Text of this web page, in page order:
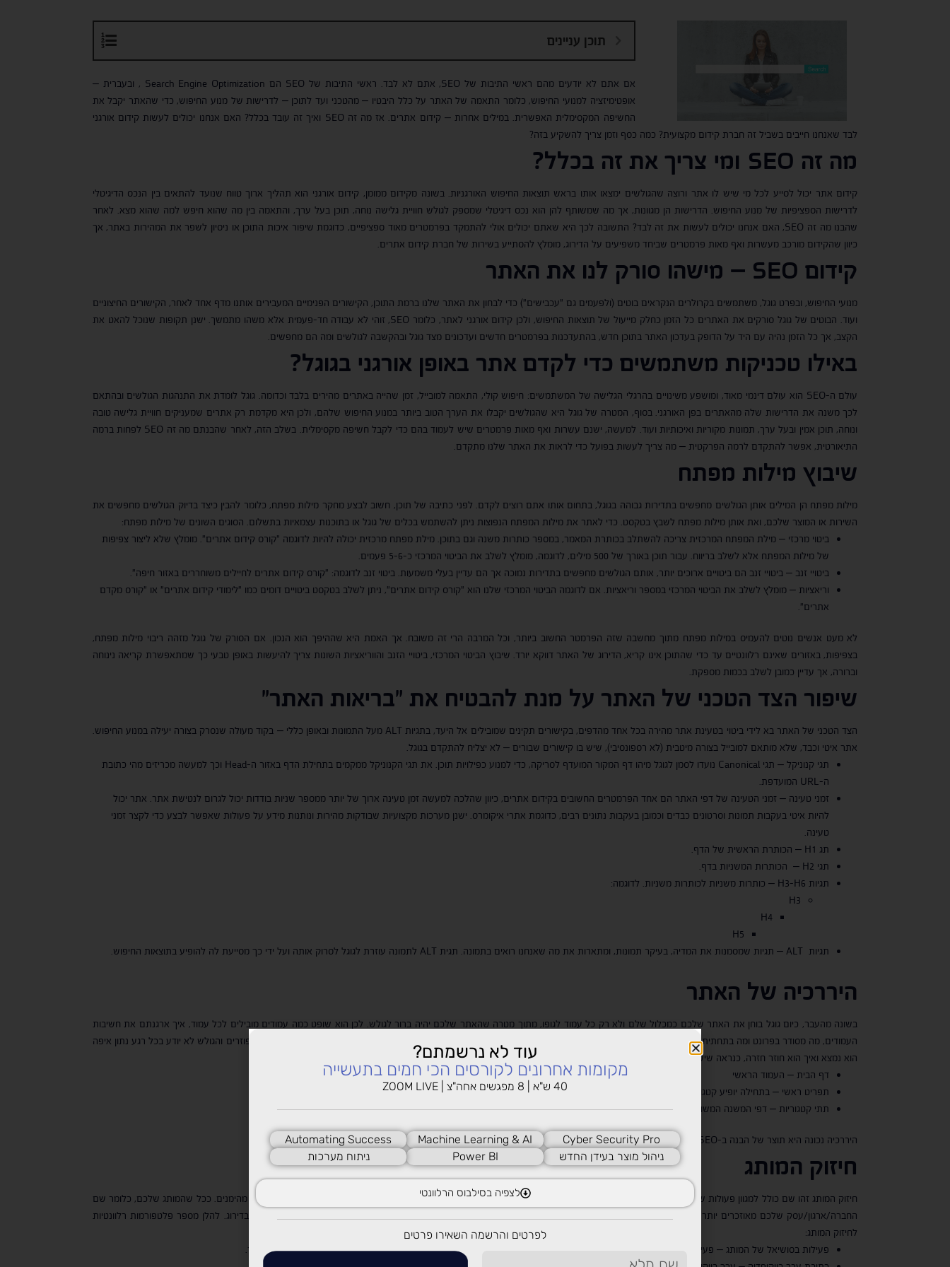
תוכן עניינים
אם אתם לא יודעים מהם ראשי התיבות של SEO, אתם לא לבד. ראשי התיבות של SEO הם Search Engine Optimization , ובעברית –
אופטימיזציה למנועי החיפוש, כלומר התאמה של האתר על כלל היבטיו – מהטכני ועד לתוכן – לדרישות של מנוע החיפוש, כדי שהאתר יקבל את
החשיפה המקסימלית האפשרית. במילים אחרות – קידום אתרים. אז מה זה SEO ואיך זה עובד בכלל? האם אנחנו יכולים לעשות קידום אורגני
לבד שאנחנו חייבים בשביל זה חברת קידום מקצועית? כמה כסף וזמן צריך להשקיע בזה?
מה זה SEO ומי צריך את זה בכלל?
קידום אתר יכול לסייע לכל מי שיש לו אתר ורוצה שהגולשים ימצאו אותו בראש תוצאות החיפוש האורגניות. בשונה מקידום ממומן, קידום אורגני הוא תהליך ארוך טווח שנועד להתאים בין הנכס הדיגיטלי
לדרישות הספציפיות של מנוע החיפוש. הדרישות הן מגוונות, אך מה שמשותף להן הוא נכס דיגיטלי שמספק לגולש חוויית גלישה נוחה, תוכן בעל ערך, והתאמה בין מה שהוא חיפש למה שהוא מצא. לאחר
שהבנו מה זה SEO, האם אנחנו יכולים לעשות את זה לבד? התשובה לכך היא שאתם יכולים אולי להתמקד בפרמטרים מאוד ספציפיים, כדוגמת שיפור איכות התוכן או ניסיון לשפר את המהירות באתר, אך
כיוון שהקידום מורכב מעשרות ואף מאות פרמטרים שביחד משפיעים על הדירוג, מומלץ להסתייע בשירות של חברת קידום אתרים.
קידום SEO – מישהו סורק לנו את האתר
מנועי החיפוש, ובפרט גוגל, משתמשים בקרולרים הנקראים בוטים (ולפעמים גם "עכבישים") כדי לבחון את האתר שלנו ברמת התוכן, הקישורים הפנימיים המעבירים אותנו מדף אחד לאחר, הקישורים החיצוניים
ועוד. הבוטים של גוגל סורקים את האתרים כל הזמן כחלק מייעול של תוצאות החיפוש, ולכן קידום אורגני לאתר, כלומר SEO, זוהי לא עבודה חד-פעמית אלא משהו מתמשך. ישנן תקופות שנוכל להאט את
הקצב, אך כל הזמן נהיה עם היד על הדופק בעדכון האתר בתוכן חדש, בהתעדכנות בפרמטרים חדשים ועדכונים מצד גוגל ובהקשבה לגולשים ומה הם מחפשים.
באילו טכניקות משתמשים כדי לקדם אתר באופן אורגני בגוגל?
עולם ה-SEO הוא עולם דינמי מאוד, ומושפע משינויים בהרגלי הגלישה של המשתמשים: חיפוש קולי, התאמה למובייל, זמן שהייה באתרים מהירים בלבד וכדומה. גוגל לומדת את התנהגות הגולשים ובהתאם
לכך משנה את הדרישות שלה מהאתרים בפן האורגני. בסוף, המטרה של גוגל היא שהגולשים יקבלו את הערך הטוב ביותר במנוע החיפוש שלהם, ולכן היא מקדמת רק אתרים שמעניקים חוויית גלישה טובה
ונוחה, תוכן אמין ובעל ערך, תמונות מקוריות ואיכותיות ועוד. למעשה, ישנם עשרות ואף מאות פרמטרים שיש לעמוד בהם כדי לקבל חשיפה מקסימלית. בשלב הזה, לאחר שהבנתם מה זה SEO לפחות ברמה
התיאורטית, אפשר להתקדם לרמה הפרקטית – מה צריך לעשות בפועל כדי לראות את האתר שלנו מתקדם.
שיבוץ מילות מפתח
מילות מפתח הן המילים אותן הגולשים מחפשים בתדירות גבוהה בגוגל, בתחום אותו אתם רוצים לקדם. לפני כתיבה של תוכן, חשוב לבצע מחקר מילות מפתח, כלומר להבין כיצד בדיוק הגולשים מחפשים את
השירות או המוצר שלכם, ואת אותן מילות מפתח לשבץ בטקסט. כדי לאתר את מילות המפתח הנפוצות ניתן להשתמש בכלים של גוגל או בתוכנות עצמאיות בתשלום. הסוגים השונים של מילות מפתח:
ביטוי מרכזי – מילת המפתח המרכזית צריכה להשתלב בכותרת המאמר, במספר כותרות משנה וגם בתוכן. מילת מפתח מרכזית יכולה להיות לדוגמה "קורס קידום אתרים". מומלץ שלא ליצור צפיפות
של מילות המפתח אלא לשלב בריווח. עבור תוכן באורך של 500 מילים, לדוגמה, מומלץ לשלב את הביטוי המרכזי כ-5-6 פעמים.
ביטויי זנב – ביטויי זנב הם ביטויים ארוכים יותר, אותם הגולשים מחפשים בתדירות נמוכה אך הם עדיין בעלי משמעות. ביטוי זנב לדוגמה: "קורס קידום אתרים לחיילים משוחררים באזור חיפה".
וריאציות – מומלץ לשלב את הביטוי המרכזי במספר וריאציות. אם לדוגמה הביטוי המרכזי שלנו הוא "קורס קידום אתרים", ניתן לשלב בטקסט ביטויים דומים כמו "לימודי קידום אתרים" או "קורס מקדם
אתרים".
לא מעט אנשים נוטים להעמיס במילות מפתח מתוך מחשבה שזה הפרמטר החשוב ביותר, וכל המרבה הרי זה משובח. אך האמת היא שההיפך הוא הנכון. אם הסורק של גוגל מזהה ריבוי מילות מפתח,
בצפיפות, באזורים שאינם רלוונטיים עד כדי שהתוכן אינו קריא, הדירוג של האתר דווקא יורד. שיבוץ הביטוי המרכזי, ביטויי הזנב והווריאציות השונות צריך להיעשות באופן טבעי כך שמתאפשרת קריאה נינוחה
וברורה, אך עדיין כמובן לשלב בכמות מספקת.
שיפור הצד הטכני של האתר על מנת להבטיח את "בריאות האתר"
הצד הטכני של האתר בא לידי ביטוי בטעינת אתר מהירה בכל אחד מהדפים, בקישורים תקינים שמובילים אל היעד, בתגיות ALT מעל התמונות ובאופן כללי – בקוד מעולה שנסרק בצורה יעילה במנוע החיפוש.
אתר איטי וכבד, שלא מותאם למובייל בצורה מיטבית (לא רספונסיבי), שיש בו קישורים שבורים – לא יצליח להתקדם בגוגל.
תגי קנוניקל – תגי Canonical נועדו לסמן לגוגל מיהו דף המקור המועדף לסריקה, כדי למנוע כפילויות תוכן. את תגי הקנוניקל ממקמים בתחילת הדף באזור ה-Head וכך למעשה מכריזים מהי כתובת
ה-URL המועדפת.
זמני טעינה – זמני הטעינה של דפי האתר הם אחד הפרמטרים החשובים בקידום אתרים, כיוון שהלכה למעשה זמן טעינה ארוך של יותר ממספר שניות בודדות יכול לגרום לנטישת אתר. אתר יכול
להיות איטי בעקבות תמונות וסרטונים כבדים וכמובן בעקבות נתונים רבים, כדוגמת אתרי איקומרס. ישנן מערכות מקצועיות שבודקות מהירות ונותנות מידע על פעולות שאפשר לבצע כדי לקצר זמני
טעינה.
תג H1 – הכותרת הראשית של הדף.
תגי H2 – הכותרות המשניות בדף.
תגיות H3-H6 – כותרות משניות לכותרות משניות. לדוגמה:
H3
H4
H5
תגיות ALT – תגיות שמסמנות את המדיה, בעיקר תמונות, ומתארות את מה שאנחנו רואים בתמונה. תגית ALT לתמונה עוזרת לגוגל לסרוק אותה ועל ידי כך מסייעת לה להופיע בתוצאות החיפוש.
היררכיה של האתר
בשונה מהעבר, כיום גוגל בוחן את האתר שלכם כמכלול שלם ולא רק כל עמוד לגופו, מתוך מטרה שהאתר שלכם יהיה ברור לגולש. לכן הוא שופט כמה עמודים מובילים לכל עמוד, איך ארגנתם את חשיבות
העמודים, מה מסודר בפרונט ומה בתחתית. אם הגולש צריך לעבור מסע כומתה כדי להגיע לעמוד חשוב ומרכזי באתר שלכם, כנראה שיש בעיה. אם יש ריבוי דפים מפוזרים והגולש לא יודע בכל רגע נתון איפה
הוא נמצא ואיך הוא חוזר חזרה, כנראה שיש בעיה. היררכיה נכונה תופיע בסדר הבא:
דף הבית – העמוד הראשי
תפריט ראשי – בתחילה יופיע קטגוריית השירות/העמוד החשוב והמרכזי ביותר, עד לעמוד הזניח ביותר מבחינתכם, שהכי פחות יעניין את הגולש
תתי קטגוריות – דפי המשנה המשויכים לכל קטגוריה/עמוד מרכזי באתר
היררכיה נכונה היא תוצר של הבנה ב-SEO, ולא פחות חשוב מזה גם שילוב של UX/UI.
חיזוק המותג
חיזוק המותג זהו שם כולל למגוון פעולות שניתן לבצע באתר ומחוצה לו, במטרה להעלות את האמינות שלכם וליצור שיח פעיל ברשת בו שם המותג מאוזכר במקורות מהימנים. ככל שהמותג שלכם, כלומר שם
החברה/ארגון/עסק שלכם מאוזכרים יותר פעמים בפלטפורמות מחוץ לאתר, וככל שיש פעילות ערה בנכסים דיגיטליים נוספים של המותג, כך הוא מתחזק ועולה בדירוג. להלן מספר פלטפורמות רלוונטיות
לחיזוק המותג:
פעילות בסושיאל של המותג – פעילות בעמודים ברשתות החברתיות – עמוד פייסבוק, אינסטגרם, לינקדאין וכדומה, עם אזכור שם המותג ושיתוף תוכן מהאתר.
עוד לא נרשמתם?
מקומות אחרונים לקורסים הכי חמים בתעשייה
40 ש"א | 8 מפגשים אחה"צ | ZOOM LIVE
Cyber Security Pro
Machine Learning & AI
Automating Success
ניהול מוצר בעידן החדש
Power BI ניתוח מערכות
לצפיה בסילבוס הרלוונטי
לפרטים והרשמה השאירו פרטים